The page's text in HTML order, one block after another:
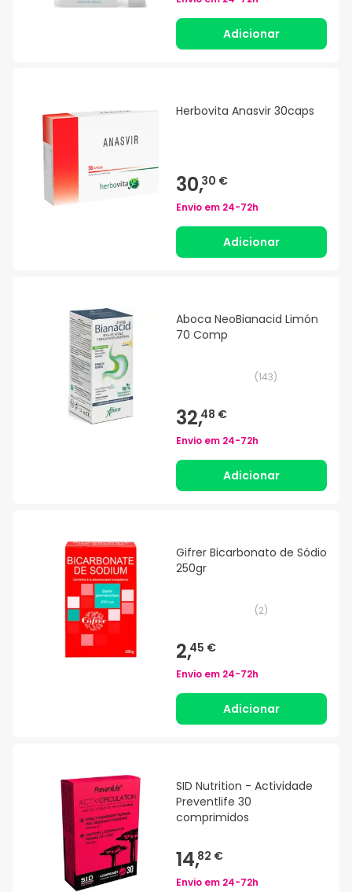
Adicionar
Herbovita Anasvir 30caps
30,30 €
Envio em 24-72h
Adicionar
Aboca NeoBianacid Limón
70 Comp
(143)
32,48 €
Envio em 24-72h
Adicionar
Gifrer Bicarbonato de Sódio
250gr
(2)
2,45 €
Envio em 24-72h
Adicionar
SID Nutrition - Actividade
Preventlife 30
comprimidos
14,82 €
Envio em 24-72h